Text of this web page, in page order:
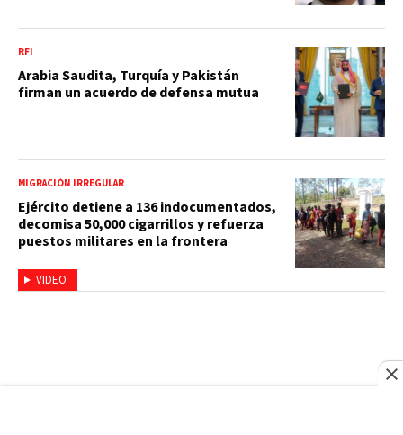
RFI
Arabia Saudita, Turquía y Pakistán
firman un acuerdo de defensa mutua
VIDEO
MIGRACIÓN IRREGULAR
Ejército detiene a 136 indocumentados,
decomisa 50,000 cigarrillos y refuerza
puestos militares en la frontera